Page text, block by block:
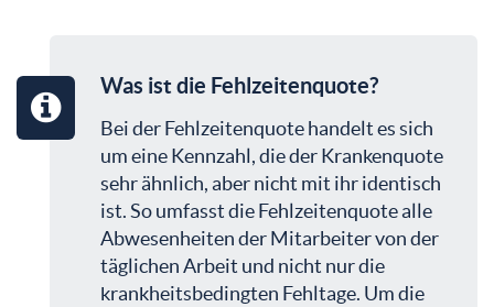
Was ist die Fehlzeitenquote?
Bei der Fehlzeitenquote handelt es sich
um eine Kennzahl, die der Krankenquote
sehr ähnlich, aber nicht mit ihr identisch
ist. So umfasst die Fehlzeitenquote alle
Abwesenheiten der Mitarbeiter von der
täglichen Arbeit und nicht nur die
krankheitsbedingten Fehltage. Um die